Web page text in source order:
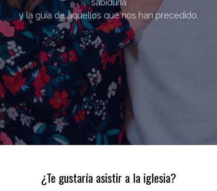
sabiduría
y la guía de aquellos que nos han precedido.
¿Te gustaría asistir a la iglesia?